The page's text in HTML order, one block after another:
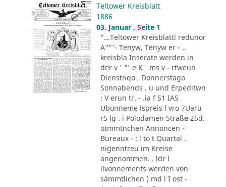
Teltower Kreisblatt
1886
03. Januar , Seite 1
"...Teltower Kreisblattl redunor
A""'- Tenyw, Tenyw er - ..
kreisbla Inserate werden in
der v ' "' e K ' ms v - rtweun
Dienstnqo , Donnerstago
Sonnabends . u und Erpeditwn
: V erun tr. - .ia f S1 IAS
Ubonneme ispreis l vro 7Uarü
r5 lg . i Polodamen Straße 26d.
otmmtnchen Annoncen -
Bureaux - : l to t Quartal .
nigenntreu im Kreise
angenommen. . ldr l
ilvonnements werden von
sämmtlichen ) md l I ost -